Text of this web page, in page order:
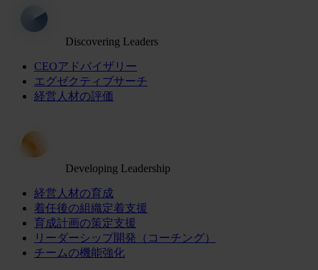
Discovering Leaders
CEOアドバイザリー
エグゼクティブサーチ
経営人材の評価
Developing Leadership
経営人材の育成
着任後の組織定着支援
育成計画の策定支援
リーダーシップ開発（コーチング）
チームの機能強化